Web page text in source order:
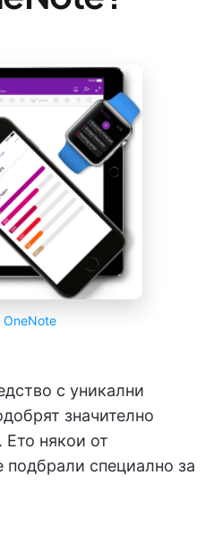
OneNote
с уникални
значително
някои от
подбрали специално за